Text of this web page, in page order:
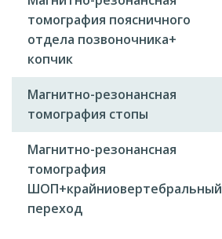
томография поясничного
отдела позвоночника+
копчик
Магнитно-резонансная
томография стопы
Магнитно-резонансная
томография
ШОП+крайниовертебральный
переход